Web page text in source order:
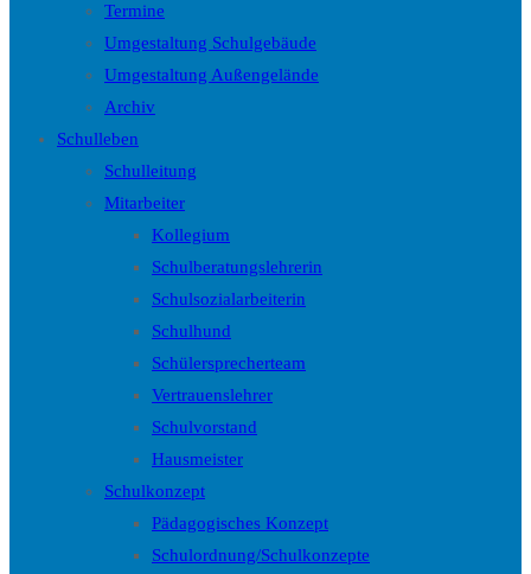
Termine
Umgestaltung Schulgebäude
Umgestaltung Außengelände
Archiv
Schulleben
Schulleitung
Mitarbeiter
Kollegium
Schulberatungslehrerin
Schulsozialarbeiterin
Schulhund
Schülersprecherteam
Vertrauenslehrer
Schulvorstand
Hausmeister
Schulkonzept
Pädagogisches Konzept
Schulordnung/Schulkonzepte